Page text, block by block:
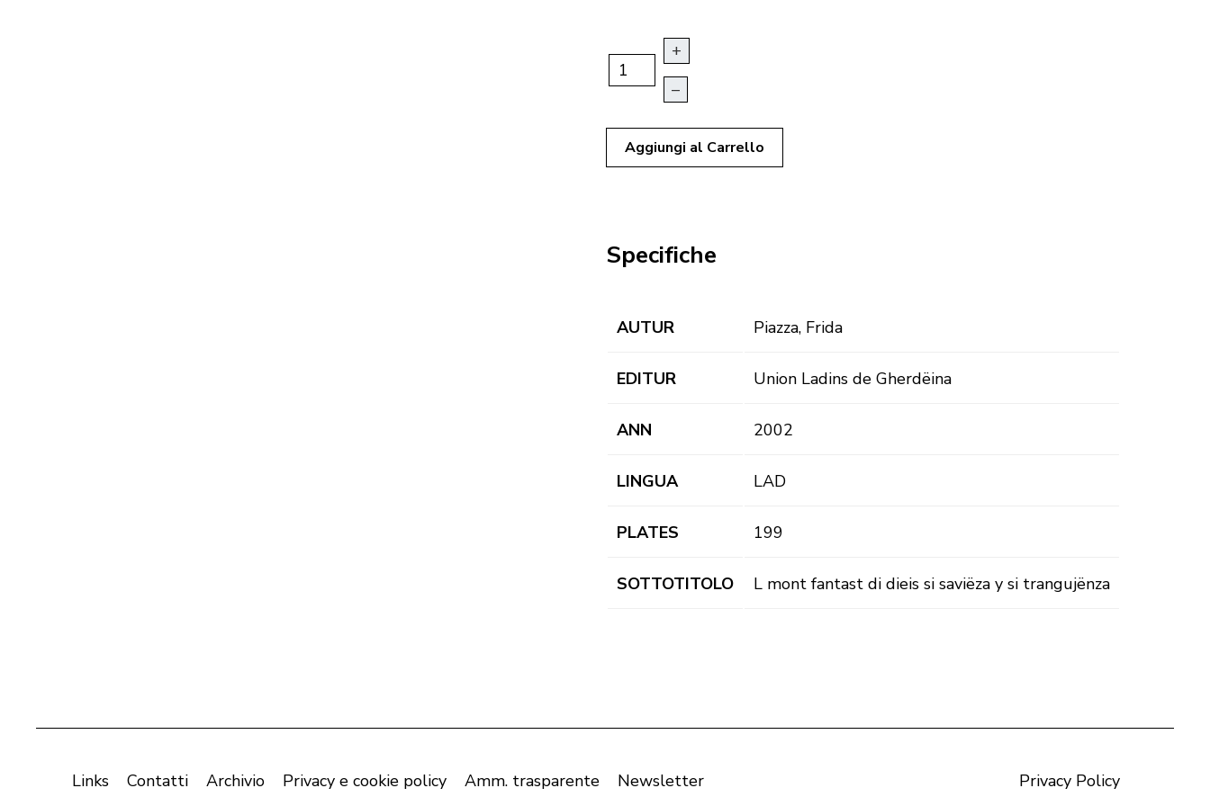
+
–
Aggiungi al Carrello
Specifiche
AUTUR Piazza, Frida
EDITUR Union Ladins de Gherdëina
ANN 2002
LINGUA LAD
PLATES 199
SOTTOTITOLO L mont fantast di dieis si saviëza y si trangujënza
Links Contatti Archivio Privacy e cookie policy Amm. trasparente Newsletter Privacy Policy